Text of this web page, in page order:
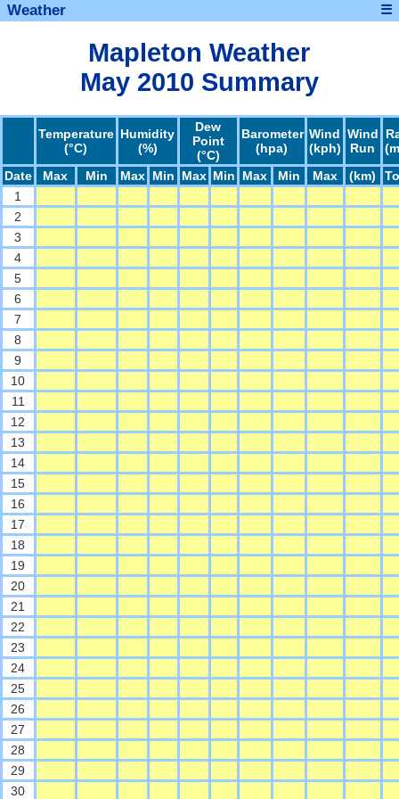
Weather ☰
Mapleton Weather
May 2010 Summary
Temperature
(°C)
Humidity
(%)
Dew
Point
(°C)
Barometer
(hpa)
Wind
(kph)
Wind
Run
Date
Max Min Max Min Max Min Max Min Max (km)
1
2
3
4
5
6
7
8
9
10
11
12
13
14
15
16
17
18
19
20
21
22
23
24
25
26
27
28
29
30